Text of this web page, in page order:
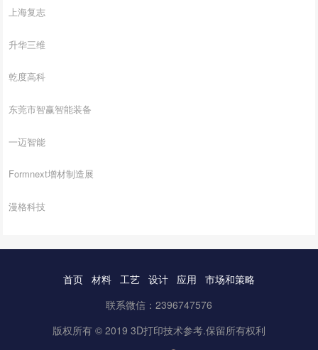
上海复志
升华三维
乾度高科
东莞市智赢智能装备
一迈智能
Formnext增材制造展
漫格科技
首页 材料 工艺 设计 应用
市场和策略
联系微信：2396747576
版权所有 © 2019 3D打印技术参考.保留所有权利